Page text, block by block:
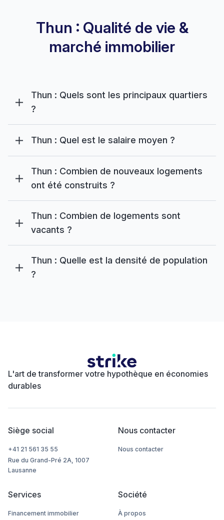
Thun : Qualité de vie &
marché immobilier
Thun : Quels sont les principaux quartiers
?
Thun : Quel est le salaire moyen ?
Thun : Combien de nouveaux logements
ont été construits ?
Thun : Combien de logements sont
vacants ?
Thun : Quelle est la densité de population
?
L'art de transformer votre hypothèque en économies
durables
Siège social
+41 21 561 35 55
Rue du Grand-Pré 2A, 1007
Lausanne
Nous contacter
Nous contacter
Services
Financement immobilier
Société
À propos